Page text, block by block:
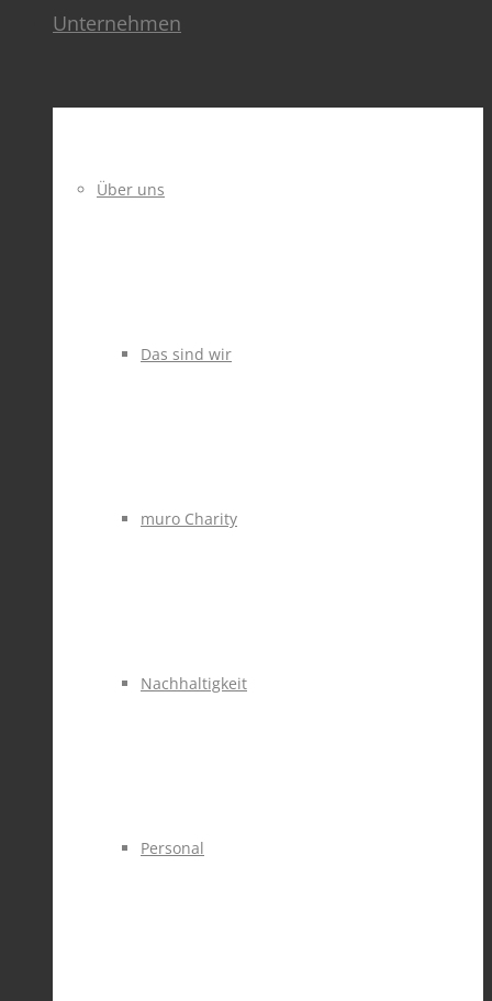
Unternehmen
Über uns
Das sind wir
muro Charity
Nachhaltigkeit
Personal